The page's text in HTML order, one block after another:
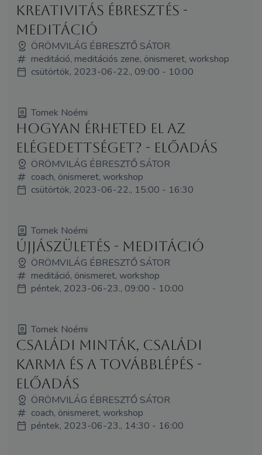
kreativitás ébresztés -
meditáció
ÖRÖMVILÁG ÉBRESZTŐ SÁTOR
meditáció, meditációs zene, önismeret, workshop
csütörtök, 2023-06-22., 09:00 - 10:00
Tomek Noémi
Hogyan érheted el az
elégedettséget? - előadás
ÖRÖMVILÁG ÉBRESZTŐ SÁTOR
coach, önismeret, workshop
csütörtök, 2023-06-22., 15:00 - 16:30
Tomek Noémi
Újjászületés - meditáció
ÖRÖMVILÁG ÉBRESZTŐ SÁTOR
meditáció, önismeret, workshop
péntek, 2023-06-23., 09:00 - 10:00
Tomek Noémi
Családi minták, családi
karma és a továbblépés -
előadás
ÖRÖMVILÁG ÉBRESZTŐ SÁTOR
coach, önismeret, workshop
péntek, 2023-06-23., 14:30 - 16:00